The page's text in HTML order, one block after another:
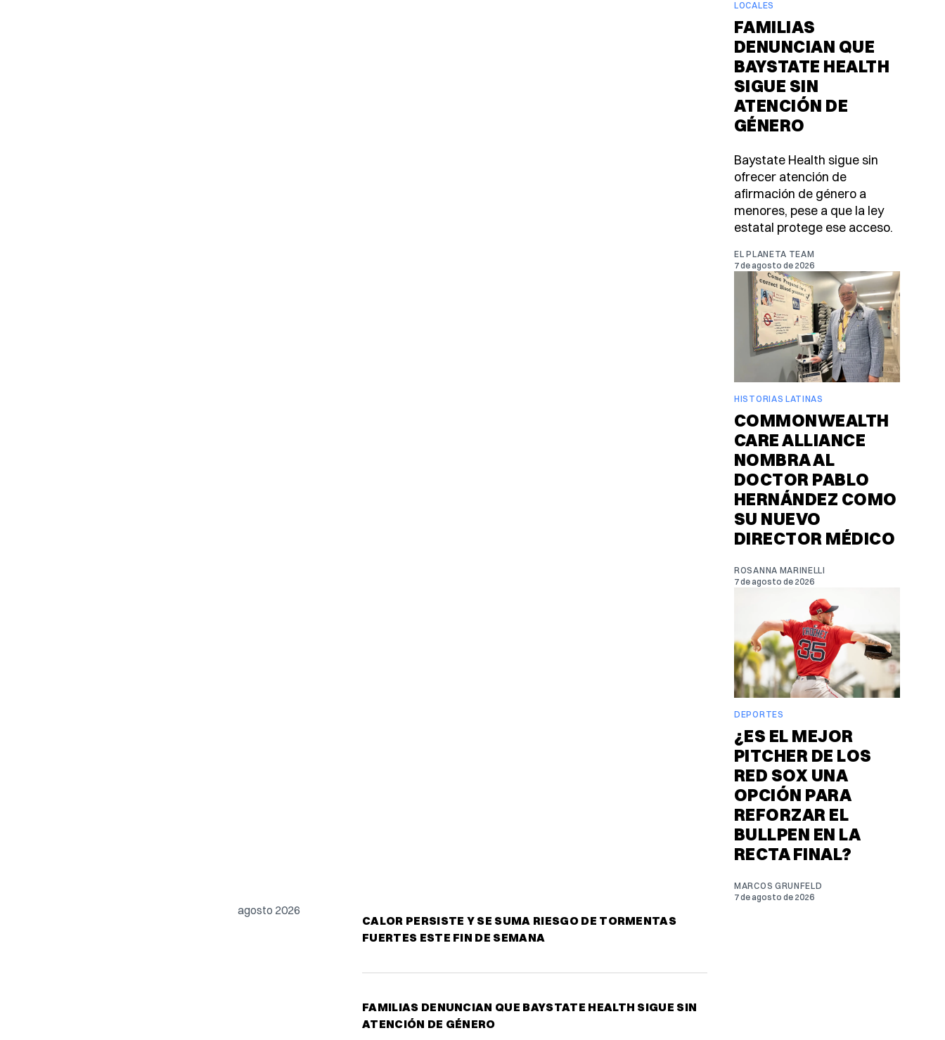
LOCALES
FAMILIAS
DENUNCIAN QUE
BAYSTATE HEALTH
SIGUE SIN
ATENCIÓN DE
GÉNERO
Baystate Health sigue sin
ofrecer atención de
afirmación de género a
menores, pese a que la ley
estatal protege ese acceso.
EL PLANETA TEAM
7 de agosto de 2026
HISTORIAS LATINAS
COMMONWEALTH
CARE ALLIANCE
NOMBRA AL
DOCTOR PABLO
HERNÁNDEZ COMO
SU NUEVO
DIRECTOR MÉDICO
ROSANNA MARINELLI
7 de agosto de 2026
DEPORTES
¿ES EL MEJOR
PITCHER DE LOS
RED SOX UNA
OPCIÓN PARA
REFORZAR EL
BULLPEN EN LA
RECTA FINAL?
MARCOS GRUNFELD
7 de agosto de 2026
agosto 2026
CALOR PERSISTE Y SE SUMA RIESGO DE TORMENTAS
FUERTES ESTE FIN DE SEMANA
FAMILIAS DENUNCIAN QUE BAYSTATE HEALTH SIGUE SIN
ATENCIÓN DE GÉNERO